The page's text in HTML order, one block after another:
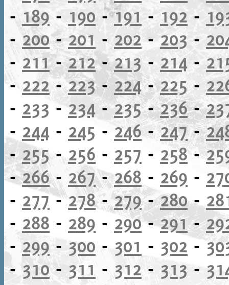
- 189 - 190 -191- 192 -
- 200-201 - 202-203 -
- 211-212-213 - 214 -
- 222 -223-224-225-
- 233 -234 -235-236-
- 244 - 245 - 246-247-
- 255- 256 - 257 - 258-
-266- 267-268 - 269 -
- 277-278-279-280-
- 288 - 289 - 290-291-
- 299 -300 - 301 - 302 -
-310- 311 - 312- 313 -